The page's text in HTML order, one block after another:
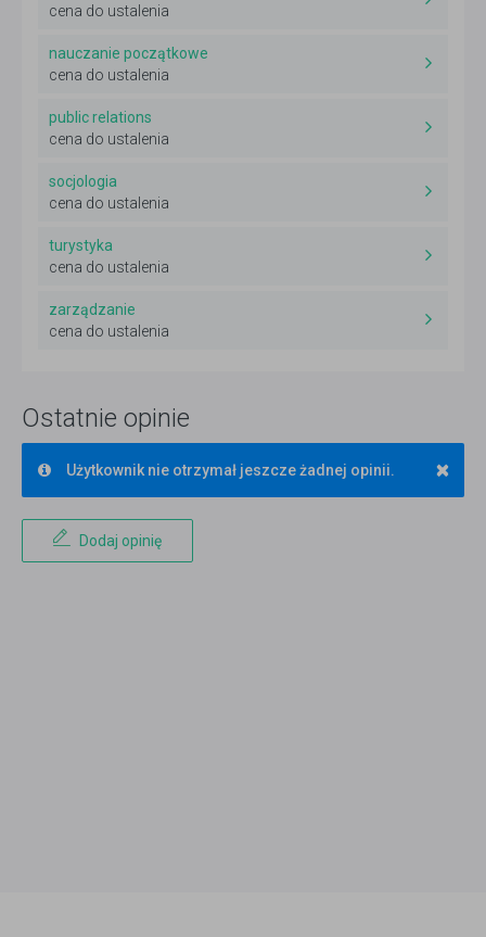
cena do ustalenia
nauczanie początkowe
cena do ustalenia
public relations
cena do ustalenia
socjologia
cena do ustalenia
turystyka
cena do ustalenia
zarządzanie
cena do ustalenia
Ostatnie opinie
×
Użytkownik nie otrzymał jeszcze żadnej opinii.
Dodaj opinię